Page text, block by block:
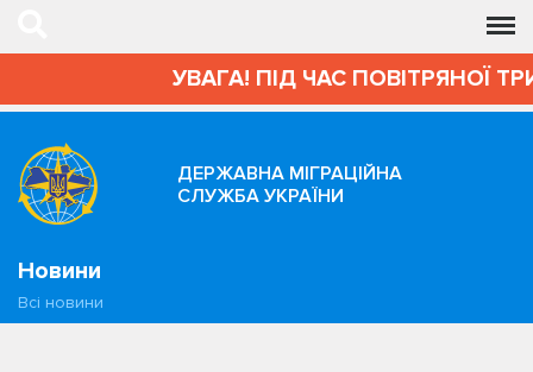
УВАГА! ПІД ЧАС ПОВІТРЯНОЇ
ДЕРЖАВНА МІГРАЦІЙНА
СЛУЖБА УКРАЇНИ
Новини
Всі новини